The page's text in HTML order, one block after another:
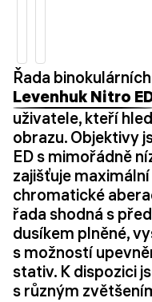
Řada
Levenhuk Nitro
uživatele, kteří
obrazu. Objektivy
ED s mimořádně
zajišťuje
chromatické
řada shodná s
dusíkem plněné,
s možností
stativ. K dispozici
s různým